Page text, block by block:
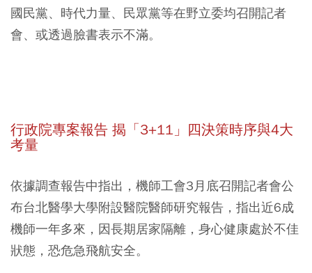
國民黨、時代力量、民眾黨等在野立委均召開記者
會、或透過臉書表示不滿。
行政院專案報告 揭「3+11」四決策時序與4大
考量
依據調查報告中指出，機師工會3月底召開記者會公
布台北醫學大學附設醫院醫師研究報告，指出近6成
機師一年多來，因長期居家隔離，身心健康處於不佳
狀態，恐危急飛航安全。